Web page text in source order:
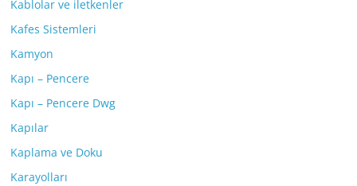
Kablolar ve iletkenler
Kafes Sistemleri
Kamyon
Kapı – Pencere
Kapı – Pencere Dwg
Kapılar
Kaplama ve Doku
Karayolları